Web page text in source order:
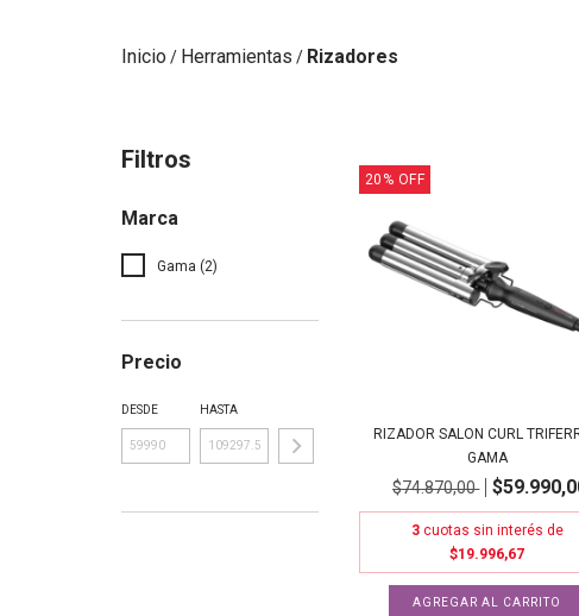
Inicio/ Herramientas / Rizadores
Filtros
Marca
Gama (2)
Precio
DESDE HASTA
20 % OFF
RIZADOR SALON CURL
GAMA
$74.870,00
3 cuotas sin interés de
$19.996,67